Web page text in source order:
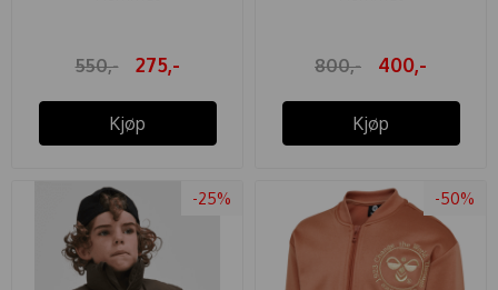
550,- 275,-
Kjøp
800,- 400,-
Kjøp
-25% -50%